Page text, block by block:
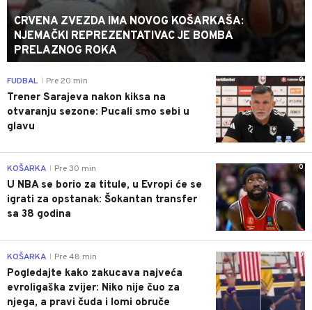
CRVENA ZVEZDA IMA NOVOG KOŠARKAŠA:
NJEMAČKI REPREZENTATIVAC JE BOMBA
PRELAZNOG ROKA
0
FUDBAL Pre 20 min
Trener Sarajeva nakon kiksa na
otvaranju sezone: Pucali smo sebi u
glavu
0
KOŠARKA Pre 30 min
U NBA se borio za titule, u Evropi će se
igrati za opstanak: Šokantan transfer
sa 38 godina
0
KOŠARKA Pre 48 min
Pogledajte kako zakucava najveća
evroligaška zvijer: Niko nije čuo za
njega, a pravi čuda i lomi obruče